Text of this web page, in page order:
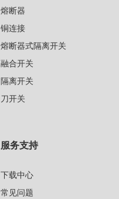
熔断器
铜连接
熔断器式隔离开关
融合开关
隔离开关
刀开关
服务支持
下载中心
常见问题